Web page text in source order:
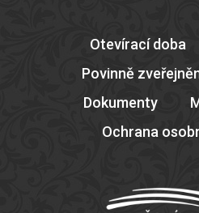
Otevírací doba
Povinně
Dokumenty
Ochrana